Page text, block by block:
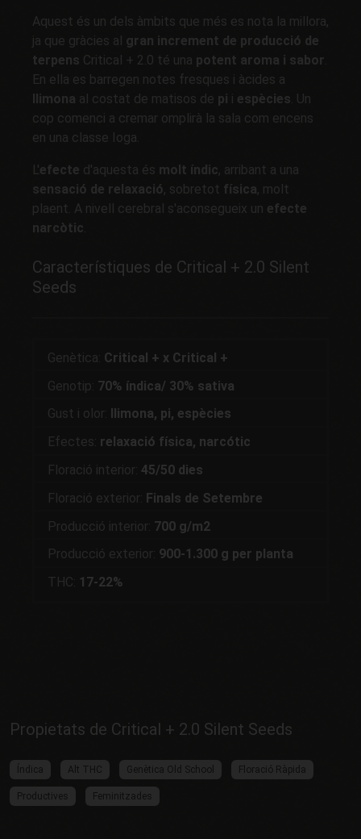
Aquest és un dels àmbits que més es nota la millora,
ja que gràcies al gran increment de producció de
terpens Critical + 2.0 té una potent aroma i sabor
En ella es barregen notes fresques i àcides a
llimona al costat de matisos de pi i espècies . Un
cop comenci a cremar omplirà la sala com encens
en una classe Ioga.
L'efecte d'aquesta és molt índic, arribant a una
sensació de relaxació, sobretot física, molt
plaent. A nivell cerebral s'aconsegueix un efecte
narcòtic
Característiques de Critical + 2.0 Silent
Seeds
Genètica: Critical + x Critical +
Genotip: 70% índica/ 30% sativa
Gust i olor:
llimona, pi, espècies
Efectes: relaxació física, narcótic
Floració interior: 45/50 dies
Floració exterior: Finals de Setembre
Producció interior: 700 g/m2
Producció exterior: 900-1.300 g per planta
THC: 17-22%
Propietats de Critical + 2.0 Silent Seeds
Índica Alt THC Genètica Old School Floració Ràpida
Productives Feminitzades